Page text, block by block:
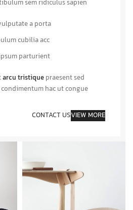
sem ridiculus sapien.
a porta.
cubilia acc.
parturient.
arcu tristiquepraesent sed
hac ut congue.
VIEW MORE
CONTACT US